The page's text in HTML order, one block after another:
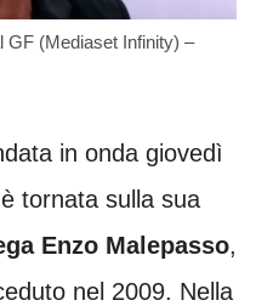
GF (Mediaset Infinity) –
in onda giovedì
tornata sulla sua
Enzo Malepasso,
nel 2009. Nella